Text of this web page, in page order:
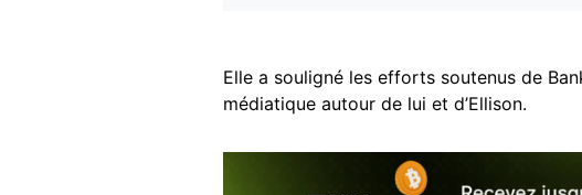
Elle a souligné les efforts soutenus de
médiatique autour de lui et d’Ellison.